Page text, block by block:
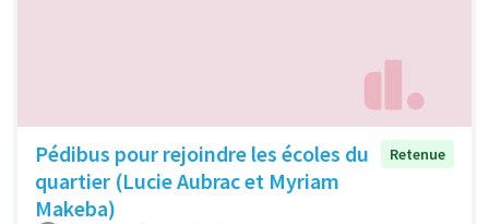
Pédibus pour rejoindre les écoles du
quartier (Lucie Aubrac et Myriam
Makeba)
Retenue